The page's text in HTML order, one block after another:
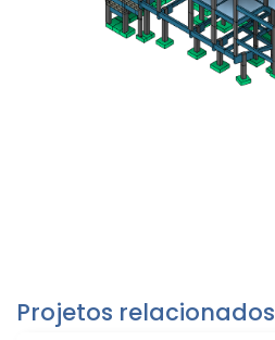
Projetos relacionados